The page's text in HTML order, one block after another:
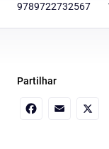
9789722732567
Partilhar